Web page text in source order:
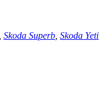
Skoda Superb Skoda Yeti